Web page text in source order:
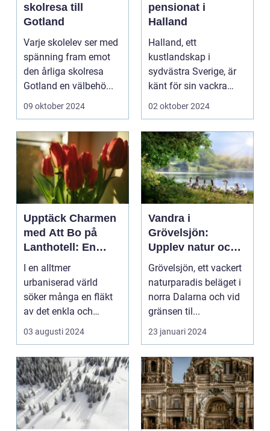
skolresa till
Gotland
Varje skolelev ser med
spänning fram emot
den årliga skolresa
Gotland en välbehö...
09 oktober 2024
pensionat i
Halland
Halland, ett
kustlandskap i
sydvästra Sverige, är
känt för sin vackra
natur, långa
02 oktober 2024
Upptäck Charmen
med Att Bo på
Lanthotell: En
Unik Upplevelse
på Smålandstorpet
I en alltmer
urbaniserad värld
söker många en fläkt
av det enkla och
naturn&aum...
03 augusti 2024
Vandra i
Grövelsjön:
Upplev natur och
fjällvandring på
toppnivå
Grövelsjön, ett vackert
naturparadis beläget i
norra Dalarna och vid
gränsen til...
23 januari 2024